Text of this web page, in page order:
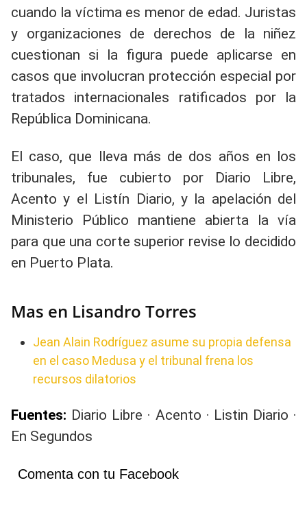
cuando la víctima es menor de edad. Juristas
y organizaciones de derechos de la niñez
cuestionan si la figura puede aplicarse en
casos que involucran protección especial por
tratados internacionales ratificados por la
República Dominicana.
El caso, que lleva más de dos años en los
tribunales, fue cubierto por Diario Libre,
Acento y el Listín Diario, y la apelación del
Ministerio Público mantiene abierta la vía
para que una corte superior revise lo decidido
en Puerto Plata.
Mas en Lisandro Torres
Jean Alain Rodríguez asume su propia defensa
en el caso Medusa y el tribunal frena los
recursos dilatorios
Fuentes: Diario Libre · Acento · Listin Diario ·
En Segundos
Comenta con tu Facebook